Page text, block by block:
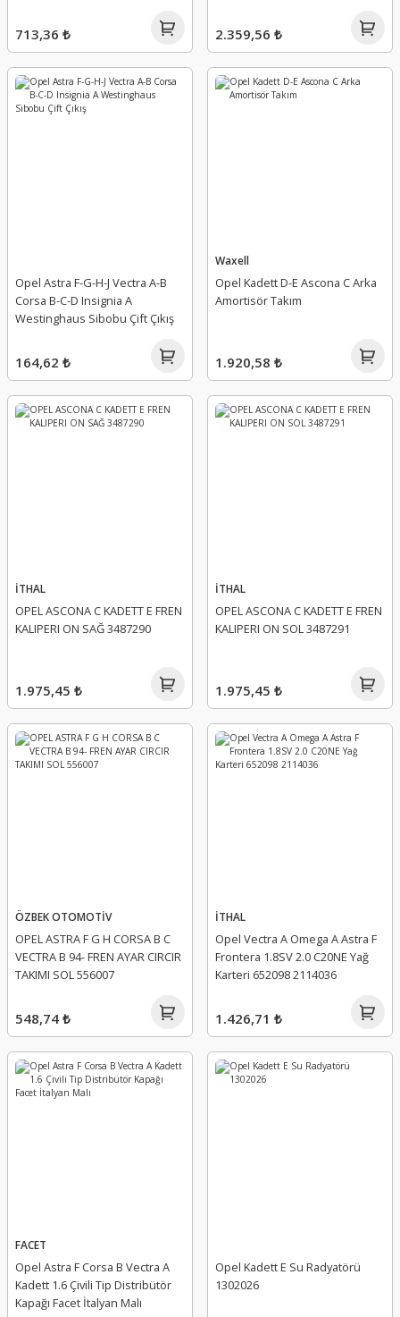
713,36 ₺ 2.359,56 ₺
Opel Astra F-G-H-J Vectra A-B
Corsa B-C-D Insignia A
Westinghaus Sibobu Çift Çıkış
164,62 ₺
Waxell
Opel Kadett D-E Ascona C Arka
Amortisör Takım
1.920,58 ₺
İTHAL
OPEL ASCONA C KADETT E FREN
KALIPERI ON SAĞ 3487290
1.975,45 ₺
İTHAL
OPEL ASCONA C KADETT E FREN
KALIPERI ON SOL 3487291
1.975,45 ₺
ÖZBEK OTOMOTİV
OPEL ASTRA F G H CORSA B C
VECTRA B 94- FREN AYAR CIRCIR
TAKIMI SOL 556007
548,74 ₺
İTHAL
Opel Vectra A Omega A Astra F
Frontera 1.8SV 2.0 C20NE Yağ
Karteri 652098 2114036
1.426,71 ₺
FACET
Opel Astra F Corsa B Vectra A
Kadett 1.6 Çivili Tip Distribütör
Kapağı Facet İtalyan Malı
Opel Kadett E Su Radyatörü
1302026